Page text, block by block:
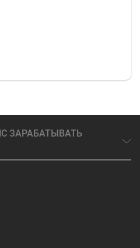
ЗАРАБАТЫВАТЬ